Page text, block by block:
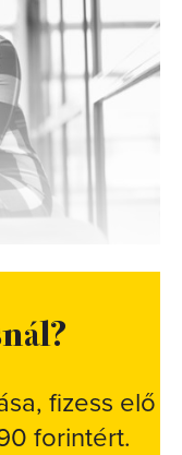
fizess elő
forintért.